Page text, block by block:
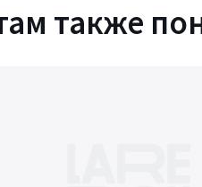
также